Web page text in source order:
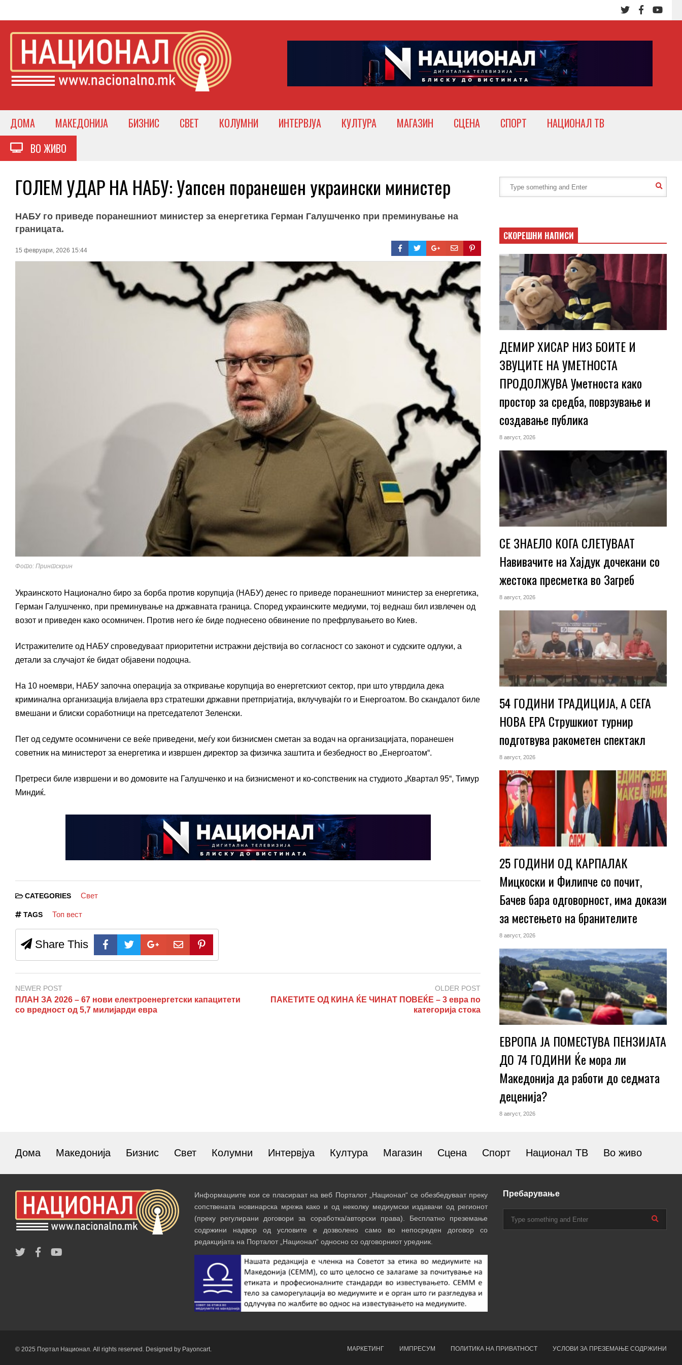
ДОМА МАКЕДОНИЈА БИЗНИС СВЕТ КОЛУМНИ ИНТЕРВЈУА КУЛТУРА МАГАЗИН СЦЕНА СПОРТ
НАЦИОНАЛ ТВ
ВО ЖИВО
ГОЛЕМ УДАР НА НАБУ: Уапсен поранешен украински министер
НАБУ го приведе поранешниот министер за енергетика Герман Галушченко при преминување на
границата.
15 февруари, 2026 15:44
Фото: Принтскрин
Украинското Национално биро за борба против корупција (НАБУ) денес го приведе поранешниот министер за енергетика,
Герман Галушченко, при преминување на државната граница. Според украинските медиуми, тој веднаш бил извлечен од
возот и приведен како осомничен. Против него ќе биде поднесено обвинение по префрлувањето во Киев.
Истражителите од НАБУ спроведуваат приоритетни истражни дејствија во согласност со законот и судските одлуки, а
детали за случајот ќе бидат објавени подоцна.
На 10 ноември, НАБУ започна операција за откривање корупција во енергетскиот сектор, при што утврдила дека
криминална организација влијаела врз стратешки државни претпријатија, вклучувајќи го и Енергоатом. Во скандалот биле
вмешани и блиски соработници на претседателот Зеленски.
Пет од седумте осомничени се веќе приведени, меѓу кои бизнисмен сметан за водач на организацијата, поранешен
советник на министерот за енергетика и извршен директор за физичка заштита и безбедност во „Енергоатом“.
Претреси биле извршени и во домовите на Галушченко и на бизнисменот и ко-сопственик на студиото „Квартал 95“, Тимур
Миндиќ.
CATEGORIES Свет
TAGS Топ вест
Share This
NEWER POST
ПЛАН ЗА 2026 – 67 нови електроенергетски капацитети
со вредност од 5,7 милијарди евра
OLDER POST
ПАКЕТИТЕ ОД КИНА ЌЕ ЧИНАТ ПОВЕЌЕ – 3 евра по
категорија стока
СКОРЕШНИ НАПИСИ
ДЕМИР ХИСАР НИЗ БОИТЕ И
ЗВУЦИТЕ НА УМЕТНОСТА
ПРОДОЛЖУВА Уметноста како
простор за средба, поврзување и
создавање публика
8 август, 2026
СЕ ЗНАЕЛО КОГА СЛЕТУВААТ
Навивачите на Хајдук дочекани со
жестока пресметка во Загреб
8 август, 2026
54 ГОДИНИ ТРАДИЦИЈА, А СЕГА
НОВА ЕРА Струшкиот турнир
подготвува ракометен спектакл
8 август, 2026
25 ГОДИНИ ОД КАРПАЛАК
Мицкоски и Филипче со почит,
Бачев бара одговорност, има докази
за местењето на бранителите
8 август, 2026
ЕВРОПА ЈА ПОМЕСТУВА ПЕНЗИЈАТА
ДО 74 ГОДИНИ Ќе мора ли
Македонија да работи до седмата
деценија?
8 август, 2026
Дома Македонија Бизнис Свет Колумни Интервјуа Култура Магазин Сцена Спорт Национал ТВ Во живо
Информациите кои се пласираат на веб Порталот „Национал“ се обезбедуваат преку
сопствената новинарска мрежа како и од неколку медиумски издавачи од регионот
(преку регулирани договори за соработка/авторски права). Бесплатно преземање
содржини надвор од условите е дозволено само во непосреден договор со
редакцијата на Порталот „Национал“ односно со одговорниот уредник.
Пребарување
© 2025 Портал Национал. All rights reserved. Designed by Payoncart. МАРКЕТИНГ ИМПРЕСУМ ПОЛИТИКА НА ПРИВАТНОСТ УСЛОВИ ЗА ПРЕЗЕМАЊЕ СОДРЖИНИ